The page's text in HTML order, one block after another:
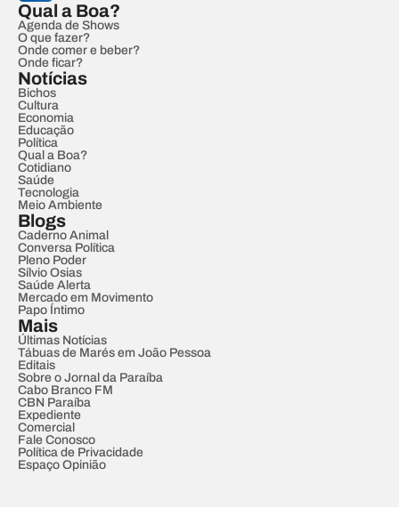
Qual a Boa?
Agenda de Shows
O que fazer?
Onde comer e beber?
Onde ficar?
Notícias
Bichos
Cultura
Economia
Educação
Política
Qual a Boa?
Cotidiano
Saúde
Tecnologia
Meio Ambiente
Blogs
Caderno Animal
Conversa Política
Pleno Poder
Sílvio Osias
Saúde Alerta
Mercado em Movimento
Papo Íntimo
Mais
Últimas Notícias
Tábuas de Marés em João Pessoa
Editais
Sobre o Jornal da Paraíba
Cabo Branco FM
CBN Paraíba
Expediente
Comercial
Fale Conosco
Política de Privacidade
Espaço Opinião